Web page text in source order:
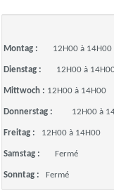
Montag : 12H00 à 14H00
Dienstag : 12H00 à
Mittwoch : 12H00 à 14H00
Donnerstag : 12H00 à
Freitag : 12H00 à 14H00
Samstag : Fermé
Sonntag : Fermé